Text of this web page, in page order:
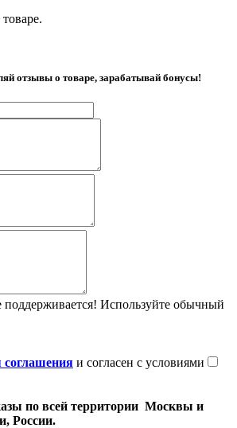
отзывы о товаре, зарабатывай бонусы!
Используйте обычный
соглашения и согласен с условиями
по всей территории Москвы и
России.